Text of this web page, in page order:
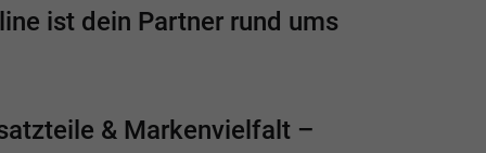
ist dein Partner rund ums
& Markenvielfalt –